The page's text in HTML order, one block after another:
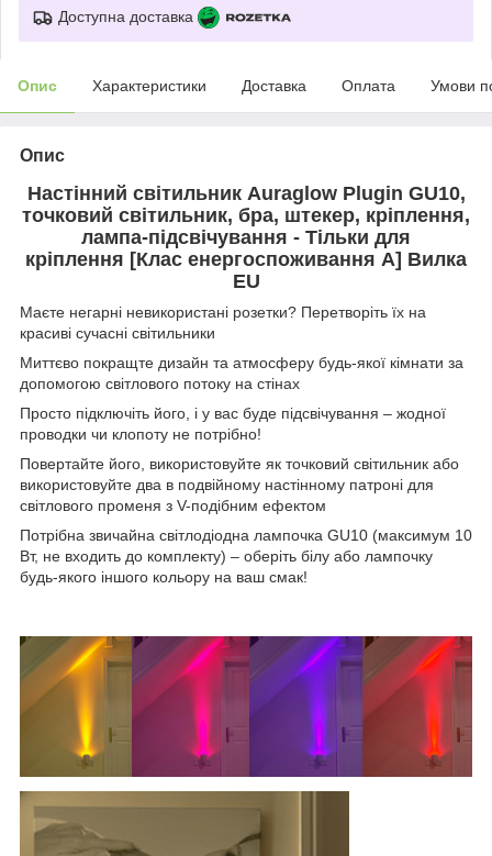
Доступна доставка
Опис Характеристики Доставка Оплата Умови
Опис
Настінний світильник Auraglow Plugin GU10,
точковий світильник, бра, штекер, кріплення,
лампа-підсвічування - Тільки для
кріплення [Клас енергоспоживання A] Вилка
EU
Маєте негарні невикористані розетки? Перетворіть їх на
красиві сучасні світильники
Миттєво покращте дизайн та атмосферу будь-якої кімнати за
допомогою світлового потоку на стінах
Просто підключіть його, і у вас буде підсвічування – жодної
проводки чи клопоту не потрібно!
Повертайте його, використовуйте як точковий світильник або
використовуйте два в подвійному настінному патроні для
світлового променя з V-подібним ефектом
Потрібна звичайна світлодіодна лампочка GU10 (максимум 10
Вт, не входить до комплекту) – оберіть білу або лампочку
будь-якого іншого кольору на ваш смак!